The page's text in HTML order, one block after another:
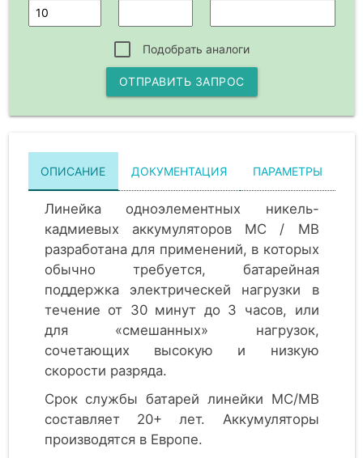
Подобрать аналоги
ОТПРАВИТЬ ЗАПРОС
ОПИСАНИЕ ДОКУМЕНТАЦИЯ ПАРАМЕТРЫ
Линейка одноэлементных никель-
кадмиевых аккумуляторов MC / MB
разработана для применений, в которых
обычно требуется, батарейная
поддержка электрическей нагрузки в
течение от 30 минут до 3 часов, или
для «смешанных» нагрузок,
сочетающих высокую и низкую
скорости разряда.
Срок службы батарей линейки MC/MB
составляет 20+ лет. Аккумуляторы
производятся в Европе.